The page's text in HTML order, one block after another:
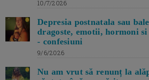
10/7/2026
Depresia postnatala sau
dragoste, emotii, hormoni
- confesiuni
9/6/2026
Nu am vrut să renunț la